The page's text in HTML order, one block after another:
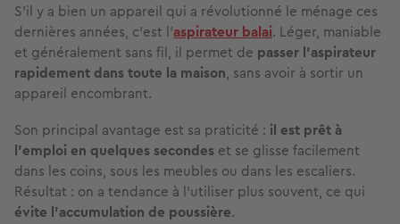
S’il y a bien un appareil qui a révolutionné le ménage ces
dernières années, c’est l’aspirateur balai. Léger, maniable
et généralement sans fil, il permet de passer l’aspirateur
rapidement dans toute la maison, sans avoir à sortir un
appareil encombrant.
Son principal avantage est sa praticité : il est prêt à
l’emploi en quelques secondes et se glisse facilement
dans les coins, sous les meubles ou dans les escaliers.
Résultat : on a tendance à l’utiliser plus souvent, ce qui
évite l’accumulation de poussière.